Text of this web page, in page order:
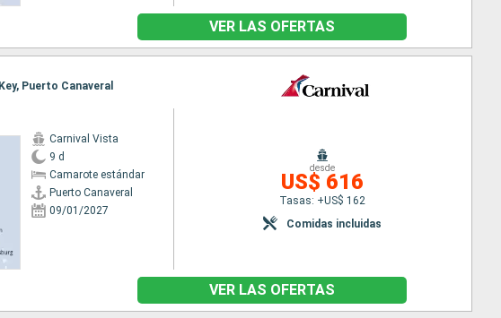
VER LAS OFERTAS
Puerto Canaveral
Carnival Vista
9 d
Camarote estándar
Puerto Canaveral
09/01/2027
desde
US$ 616
Tasas: +US$ 162
Comidas incluidas
VER LAS OFERTAS